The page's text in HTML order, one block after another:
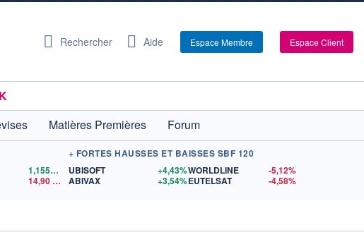
Rechercher Aide Espace Membre Espace Client
Matières Premières
Forum
1,1559$US
14,90
+ FORTES HAUSSES ET BAISSES SBF 120
UBISOFT
+4,43%
ABIVAX
+3,54%
WORLDLINE
-5,12%
EUTELSAT
-4,58%